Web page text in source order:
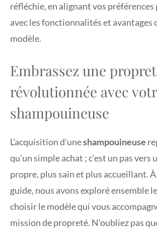
réfléchie, en alignant vos préférences
avec les fonctionnalités et avantages
modèle.
Embrassez une
révolutionnée avec
shampouineuse
L’acquisition d’uneshampouineuse
qu’un simple achat ; c’est un pas vers
propre, plus sain et plus accueillant.
guide, nous avons exploré ensemble
choisir le modèle qui vous
mission de propreté. N’oubliez pas